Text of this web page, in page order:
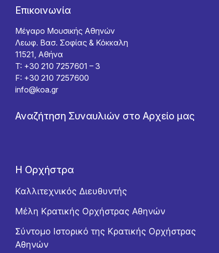
Επικοινωνία
Μέγαρο Μουσικής Αθηνών
Λεωφ. Βασ. Σοφίας & Κόκκαλη
11521, Αθήνα
T: +30 210 7257601 – 3
F: +30 210 7257600
info@koa.gr
Αναζήτηση Συναυλιών στο Αρχείο μας
Η Ορχήστρα
Καλλιτεχνικός Διευθυντής
Μέλη Κρατικής Ορχήστρας Αθηνών
Σύντομο Ιστορικό της Κρατικής Ορχήστρας
Αθηνών